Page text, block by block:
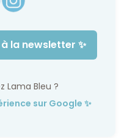
à la newsletter ✨
Lama Bleu ?
sur Google ✨